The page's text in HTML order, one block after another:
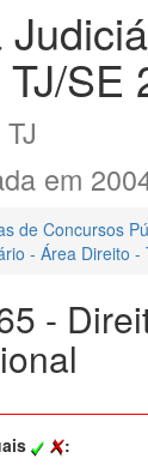
SE
em
de Concursos
- Área Direito -
-
: